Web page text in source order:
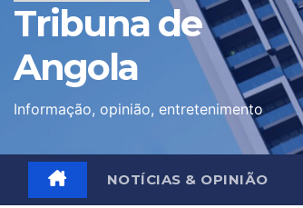
Tribuna de
Angola
Informação, opinião, entretenimento
NOTÍCIAS & OPINIÃO